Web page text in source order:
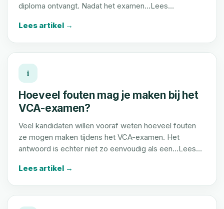
diploma ontvangt. Nadat het examen...Lees…
Lees artikel →
i
Hoeveel fouten mag je maken bij het
VCA-examen?
Veel kandidaten willen vooraf weten hoeveel fouten
ze mogen maken tijdens het VCA-examen. Het
antwoord is echter niet zo eenvoudig als een...Lees…
Lees artikel →